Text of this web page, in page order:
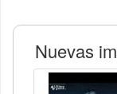
Nuevas